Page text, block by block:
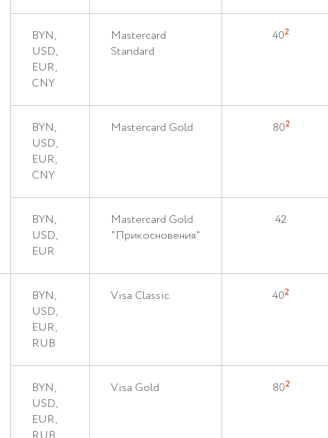
BYN,
USD,
EUR,
CNY
Mastercard
Standard
402
BYN,
USD,
EUR,
CNY
Mastercard Gold 802
BYN,
USD,
EUR
Mastercard Gold
"Прикосновения"
42
BYN,
USD,
EUR,
RUB
Visa Classic 402
BYN,
USD,
EUR,
Visa Gold 802